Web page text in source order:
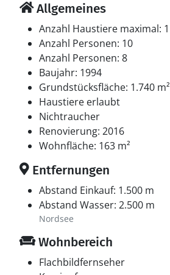
Allgemeines
Anzahl Haustiere maximal: 1
Anzahl Personen: 10
Anzahl Personen: 8
Baujahr: 1994
Grundstücksfläche: 1.740 m²
Haustiere erlaubt
Nichtraucher
Renovierung: 2016
Wohnfläche: 163 m²
Entfernungen
Abstand Einkauf: 1.500 m
Abstand Wasser: 2.500 m
Nordsee
Wohnbereich
Flachbildfernseher